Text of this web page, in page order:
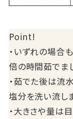
Point!
・いずれの場合
倍の時間茹でまし
・茹でた後は流
塩分を洗い流しま
・大きさや量は